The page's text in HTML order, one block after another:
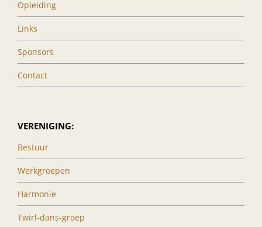
Opleiding
Links
Sponsors
Contact
VERENIGING:
Bestuur
Werkgroepen
Harmonie
Twirl-dans-groep